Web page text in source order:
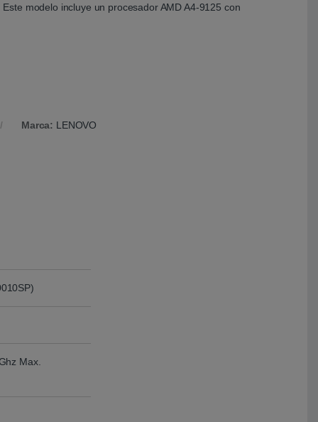
modelo incluye un procesador AMD A4-9125 con
Marca: LENOVO
Max.